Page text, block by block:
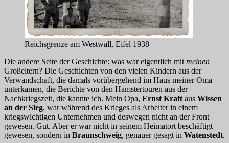
Reichsgrenze am Westwall, Eifel 1938
Die andere Seite der Geschichte: was war eigentlich mit meinen
Großeltern? Die Geschichten von den vielen Kindern aus der
Verwandschaft, die damals vorübergehend im Haus meiner Oma
unterkamen, die Berichte von den Hamstertouren aus der
Nachkriegszeit, die kannte ich. Mein Opa, Ernst Kraft aus Wissen
an der Sieg, war während des Krieges als Arbeiter in einem
kriegswichtigen Unternehmen und deswegen nicht an der Front
gewesen. Gut. Aber er war nicht in seinem Heimatort beschäftigt
gewesen, sondern in Braunschweig, genauer gesagt in Watenstedt.